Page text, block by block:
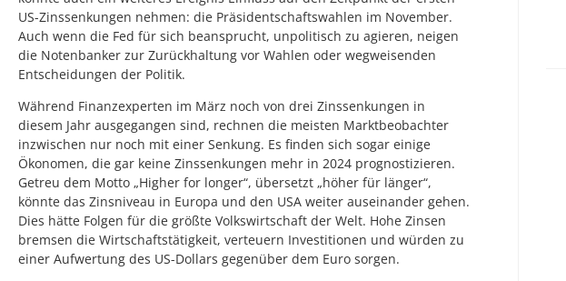
US-Zinssenkungen nehmen: die Präsidentschaftswahlen im November.
Auch wenn die Fed für sich beansprucht, unpolitisch zu agieren, neigen
die Notenbanker zur Zurückhaltung vor Wahlen oder wegweisenden
Entscheidungen der Politik.
Während Finanzexperten im März noch von drei Zinssenkungen in
diesem Jahr ausgegangen sind, rechnen die meisten Marktbeobachter
inzwischen nur noch mit einer Senkung. Es finden sich sogar einige
Ökonomen, die gar keine Zinssenkungen mehr in 2024 prognostizieren.
Getreu dem Motto „Higher for longer“, übersetzt „höher für länger“,
könnte das Zinsniveau in Europa und den USA weiter auseinander gehen.
Dies hätte Folgen für die größte Volkswirtschaft der Welt. Hohe Zinsen
bremsen die Wirtschaftstätigkeit, verteuern Investitionen und würden zu
einer Aufwertung des US-Dollars gegenüber dem Euro sorgen.